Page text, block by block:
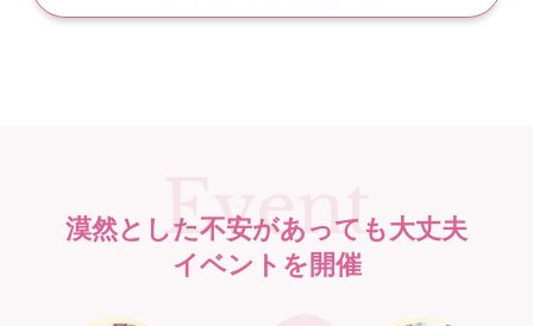
Event
漠然とした不安があっても大丈夫
イベントを開催